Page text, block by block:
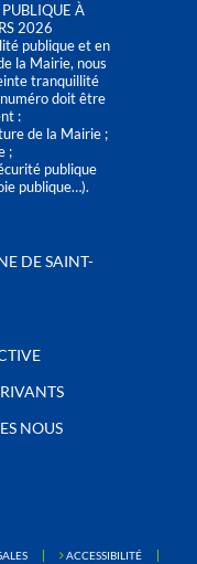
À
2026
publique et en
la Mairie, nous
tranquillité
doit être
:
de la Mairie ;
;
publique
publique…).
DE SAINT-
NOUS
ACCESSIBILITÉ